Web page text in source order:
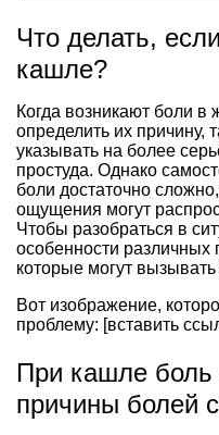
Что делать,
кашле?
Когда возникают боли
определить их причину,
указывать на более
простуда. Однако
боли достаточно
ощущения могут
Чтобы разобраться в
особенности различных
которые могут
Вот изображение,
проблему: [вставить
При кашле боль
причины болей